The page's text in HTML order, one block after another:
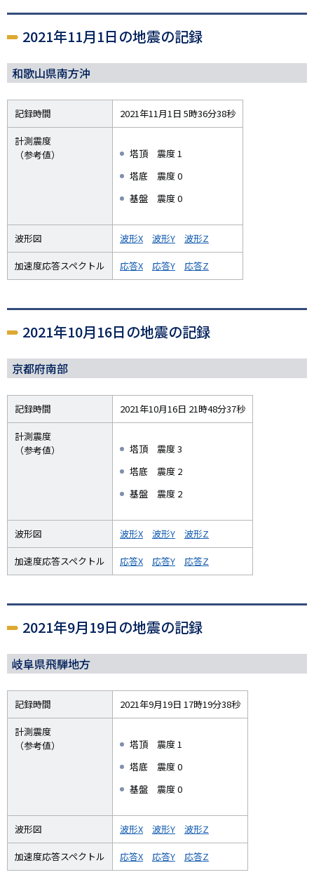
2021年11月1日の地震の記録
和歌山県南方沖
記録時間 2021年11月1日 5時36分38秒
計測震度
（参考値）
塔頂 震度 1
塔底 震度 0
基盤 震度 0
波形図 波形X 波形Y 波形Z
加速度応答スペクトル 応答X 応答Y 応答Z
2021年10月16日の地震の記録
京都府南部
記録時間 2021年10月16日 21時48分37秒
計測震度
（参考値）
塔頂 震度 3
塔底 震度 2
基盤 震度 2
波形図 波形X 波形Y 波形Z
加速度応答スペクトル 応答X 応答Y 応答Z
2021年9月19日の地震の記録
岐阜県飛騨地方
記録時間 2021年9月19日 17時19分38秒
計測震度
（参考値）
塔頂 震度 1
塔底 震度 0
基盤 震度 0
波形図 波形X 波形Y 波形Z
加速度応答スペクトル 応答X 応答Y 応答Z